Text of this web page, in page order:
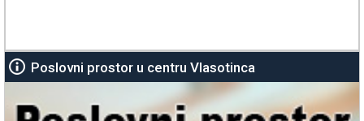
Poslovni prostor u centru Vlasotinca